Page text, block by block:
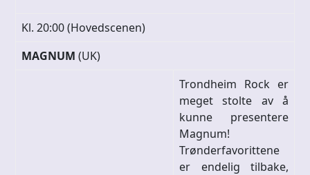
Kl. 20:00 (Hovedscenen)
MAGNUM (UK)
Trondheim Rock er
meget stolte av å
kunne presentere
Magnum!
Trønderfavorittene
er endelig tilbake,